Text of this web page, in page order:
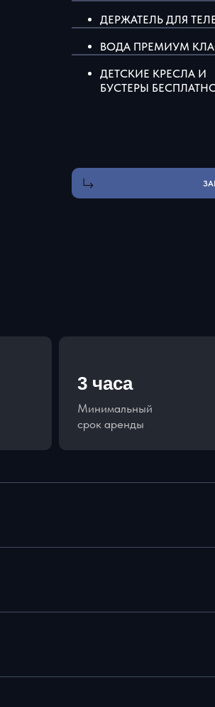
ДЕРЖАТЕЛЬ ДЛЯ
ВОДА ПРЕМИУМ
ДЕТСКИЕ КРЕСЛА И
БУСТЕРЫ
3 часа
Минимальный
срок аренды